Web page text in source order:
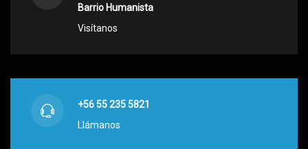
Barrio Humanista
Visítanos
+56 55 235 5821
Llámanos